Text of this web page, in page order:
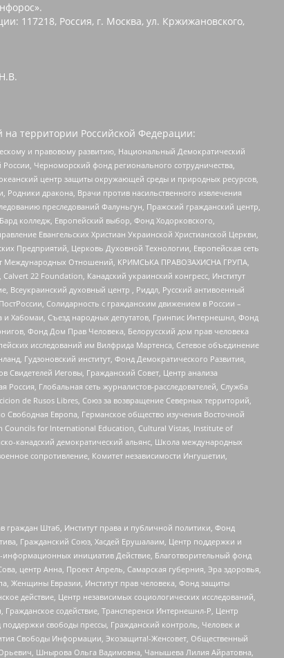
117218, Россия, г. Москва, ул. Кржижановского,
территории Российской Федерации:
и правовому развитию, Национальный Демократический
Черноморский фонд регионального сотрудничества,
центр защиты окружающей среды и природных ресурсов,
дракона, Врачи против насильственного извлечения
преследований Фалуньгун, Пражский гражданский центр,
колледж, Европейский выбор, Фонд Ходорковского,
Евангельских Христиан Украинской Христианской Церкви,
Предприятий, Церковь Духовной Технологии, Европейская сеть
Международных Отношений, КРИМСЬКА ПРАВОЗАХИСНА ГРУПА,
22 Foundation, Канадский украинский конгресс, Институт
духовный центр , Риддл, Русский антивоенный
Солидарность с гражданским движением в России –
и Хабомаи, Съезд народных депутатов, Гринпис Интернешнл, Фонд
Фонд Дом Прав Человека, Белорусский дом прав человека
исследований им Вилфрида Мартенса, Сетевое объединение
Гудзоновский институт, Фонд Демократического Развития,
Иеговы, Гражданский Совет, Центр анализа
Глобальная сеть журналистов-расследователей, Служба
de Rusos Libres, Союз за возвращение Северных территорий,
Свободная Европа, Германское общество изучения Восточной
for International Education, Cultural Vistas, Institute of
канадский демократический альянс, Школа международных
сопротивление, Комитет независимости Ингушетии,
Штаб, Институт права и публичной политики, Фонд
Гражданский Союз, Хасдей Ерушалаим, Центр поддержки и
инициатив Действие, Благотворительный фонд
центр Анна, Проект Апрель, Самарская губерния, Эра здоровья,
Женщины Евразии, Институт прав человека, Фонд защиты
действие, Центр независимых социологических исследований,
содействие, Трансперенси Интернешнл-Р, Центр
свободы прессы, Гражданский контроль, Человек и
Свободы Информации, Экозащита!-Женсовет, Общественный
Шнырова Ольга Вадимовна, Чанышева Лилия Айратовна,